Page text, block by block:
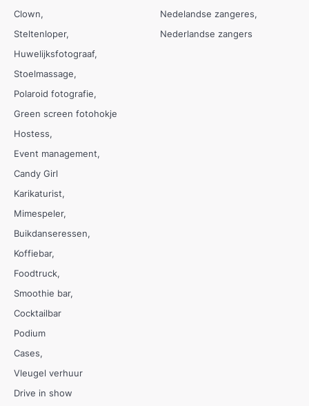
Clown
Steltenloper
Huwelijksfotograaf
Stoelmassage
Polaroid fotografie
Green screen fotohokje
Hostess
Event management
Candy Girl
Karikaturist
Mimespeler
Buikdanseressen
Koffiebar
Foodtruck
Smoothie bar
Cocktailbar
Podium
Cases
Vleugel verhuur
Drive in show
Nedelandse zangeres
Nederlandse zangers